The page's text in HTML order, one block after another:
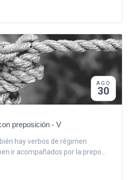
AGO
30
preposición - V
hay verbos de régimen
ir acompañados por la prepo...